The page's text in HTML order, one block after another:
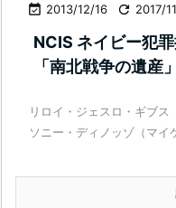
 2013/12/16  2017/
NCIS ネイビー犯
「南北戦争の遺産」
リロイ・ジェスロ・ギブ
ソニー・ディノッゾ（マイ